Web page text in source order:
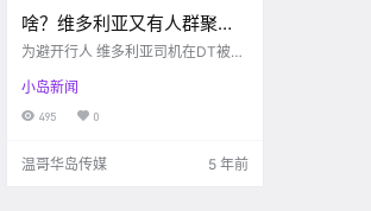
啥？维多利亚又有人群聚被
罚款$2300! 怒！DT女司机
为避开行人 维多利亚司机在DT被殴
利亚DT附近又发生了一件 引起众怒
的事情 一名女司机在给行人让路后
小岛新闻
495 0
温哥华岛传媒 5 年前